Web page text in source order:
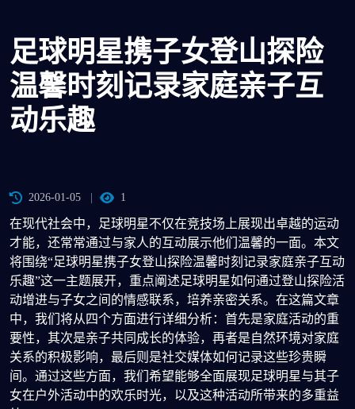
足球明星携子女登山探险
温馨时刻记录家庭亲子互
动乐趣
2026-01-05 1
在现代社会中，足球明星不仅在竞技场上展现出卓越的运动
才能，还常常通过与家人的互动展示他们温馨的一面。本文
将围绕“足球明星携子女登山探险温馨时刻记录家庭亲子互动
乐趣”这一主题展开，重点阐述足球明星如何通过登山探险活
动增进与子女之间的情感联系，培养亲密关系。在这篇文章
中，我们将从四个方面进行详细分析：首先是家庭活动的重
要性，其次是亲子共同成长的体验，再者是自然环境对家庭
关系的积极影响，最后则是社交媒体如何记录这些珍贵瞬
间。通过这些方面，我们希望能够全面展现足球明星与其子
女在户外活动中的欢乐时光，以及这种活动所带来的多重益